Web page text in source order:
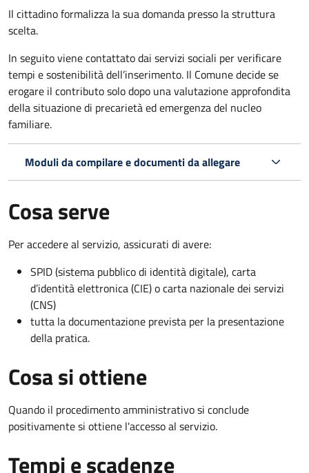
Il cittadino formalizza la sua domanda presso la struttura
scelta.
In seguito viene contattato dai servizi sociali per verificare
tempi e sostenibilità dell’inserimento. Il Comune decide se
erogare il contributo solo dopo una valutazione approfondita
della situazione di precarietà ed emergenza del nucleo
familiare.
Moduli da compilare e documenti da allegare
Cosa serve
Per accedere al servizio, assicurati di avere:
SPID (sistema pubblico di identità digitale), carta
d’identità elettronica (CIE) o carta nazionale dei servizi
(CNS)
tutta la documentazione prevista per la presentazione
della pratica.
Cosa si ottiene
Quando il procedimento amministrativo si conclude
positivamente si ottiene l'accesso al servizio.
Tempi e scadenze